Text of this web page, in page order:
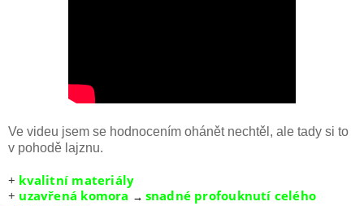
Ve videu jsem se hodnocením ohánět nechtěl, ale tady si to
v pohodě lajznu.
+ kvalitní materiály
+ uzavřená komora → snadné profouknutí celého